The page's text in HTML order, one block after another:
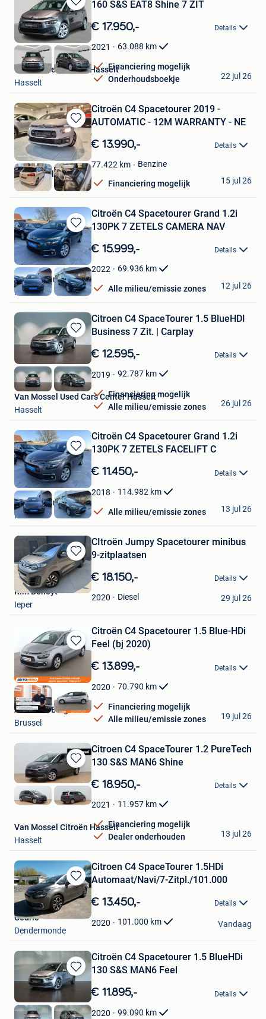
Bewaren
in
Mijn
Favorieten
160 S&S EAT8 Shine 7 ZIT
€ 17.950,- Details
2021 63.088 km
Financiering mogelijk
Onderhoudsboekje
Van Mossel Citroën Hasselt
Hasselt
22 jul 26
Bewaren
in
Mijn
Favorieten
Citroën C4 Spacetourer 2019 -
AUTOMATIC - 12M WARRANTY - NE
€ 13.990,- Details
77.422 km Benzine
Financiering mogelijk
Carrect Vilvoorde
Vilvoorde
15 jul 26
Bewaren
in
Mijn
Favorieten
Citroën C4 Spacetourer Grand 1.2i
130PK 7 ZETELS CAMERA NAV
€ 15.999,- Details
2022 69.936 km
Alle milieu/emissie zones
KGT Trading BV
Ninove
12 jul 26
Bewaren
in
Favorieten
Citroen C4 SpaceTourer 1.5 BlueHDI
Business 7 Zit. | Carplay
€ 12.595,- Details
2019 92.787 km
Financiering mogelijk
Alle milieu/emissie zones
Van Mossel Used Cars Center Hasselt
Hasselt
26 jul 26
Bewaren
in
Mijn
Favorieten
Citroën C4 Spacetourer Grand 1.2i
130PK 7 ZETELS FACELIFT C
€ 11.450,- Details
2018 114.982 km
Alle milieu/emissie zones
KGT Trading BV
Ninove
13 jul 26
Bewaren
in
Mijn
Favorieten
CItroën Jumpy Spacetourer minibus
9-zitplaatsen
€ 18.150,- Details
2020 Diesel
Kim Beheyt
Ieper
29 jul 26
Bewaren
in
Favorieten
Citroën C4 Spacetourer 1.5 Blue-HDi
Feel (bj 2020)
€ 13.899,- Details
2020 70.790 km
Financiering mogelijk
Alle milieu/emissie zones
Autohero België
Brussel
19 jul 26
Bewaren
in
Mijn
Favorieten
Citroen C4 SpaceTourer 1.2 PureTech
130 S&S MAN6 Shine
€ 18.950,- Details
2021 11.957 km
Financiering mogelijk
Dealer onderhouden
Van Mossel Citroën Hasselt
Hasselt
13 jul 26
Bewaren
in
Mijn
Favorieten
Citroen C4 SpaceTourer 1.5HDi
Automaat/Navi/7-Zitpl./101.000
€ 13.450,- Details
2020 101.000 km
Cedric
Dendermonde
Vandaag
Bewaren
in
Favorieten
Citroën C4 Spacetourer 1.5 BlueHDi
130 S&S MAN6 Feel
€ 11.895,- Details
2020 99.090 km